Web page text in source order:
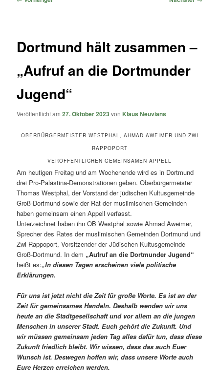
Dortmund hält zusammen –
„Aufruf an die Dortmunder
Jugend“
Veröffentlicht am27. Oktober 2023 von Klaus Neuvians
OBERBÜRGERMEISTER WESTPHAL, AHMAD AWEIMER UND ZWI
RAPPOPORT
VERÖFFENTLICHEN GEMEINSAMEN APPELL
Am heutigen Freitag und am Wochenende wird es in Dortmund
drei Pro-Palästina-Demonstrationen geben. Oberbürgermeister
Thomas Westphal, der Vorstand der jüdischen Kultusgemeinde
Groß-Dortmund sowie der Rat der muslimischen Gemeinden
haben gemeinsam einen Appell verfasst.
Unterzeichnet haben ihn OB Westphal sowie Ahmad Aweimer,
Sprecher des Rates der muslimischen Gemeinden Dortmund und
Zwi Rappoport, Vorsitzender der Jüdischen Kultusgemeinde
Groß-Dortmund. In dem „Aufruf an die Dortmunder Jugend“
heißt es:„In diesen Tagen erscheinen viele politische
Erklärungen.
Für uns ist jetzt nicht die Zeit für große Worte. Es ist an der
Zeit für gemeinsames Handeln. Deshalb wenden wir uns
heute an die Stadtgesellschaft und vor allem an die jungen
Menschen in unserer Stadt. Euch gehört die Zukunft. Und
wir müssen gemeinsam jeden Tag alles dafür tun, dass diese
Zukunft friedlich bleibt. Wir wissen, dass das auch Euer
Wunsch ist. Deswegen hoffen wir, dass unsere Worte auch
Eure Herzen erreichen werden.